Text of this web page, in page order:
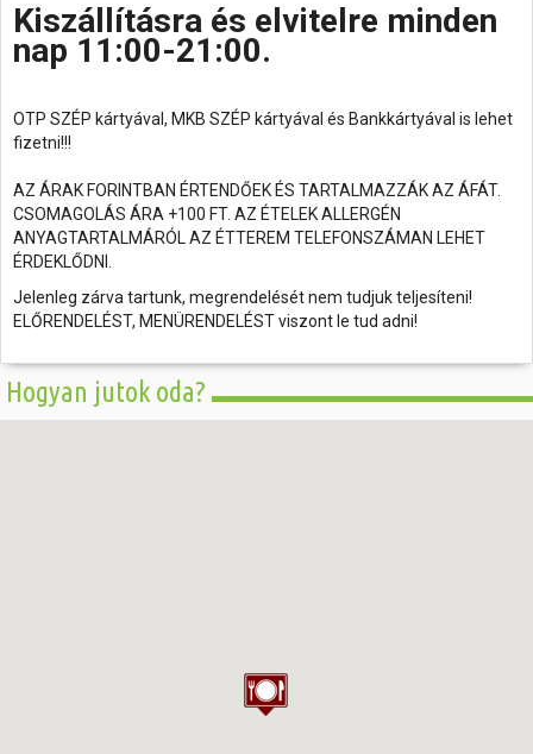
Kiszállításra és elvitelre minden
nap 11:00-21:00.
OTP SZÉP kártyával, MKB SZÉP kártyával és Bankkártyával is lehet
fizetni!!!
AZ ÁRAK FORINTBAN ÉRTENDŐEK ÉS TARTALMAZZÁK AZ ÁFÁT.
CSOMAGOLÁS ÁRA +100 FT. AZ ÉTELEK ALLERGÉN
ANYAGTARTALMÁRÓL AZ ÉTTEREM TELEFONSZÁMAN LEHET
ÉRDEKLŐDNI.
Jelenleg zárva tartunk, megrendelését nem tudjuk teljesíteni!
ELŐRENDELÉST, MENÜRENDELÉST viszont le tud adni!
Hogyan jutok oda?